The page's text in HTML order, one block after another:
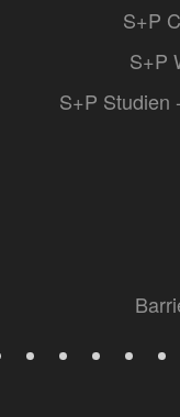
S+P
S+P
S+P Studien